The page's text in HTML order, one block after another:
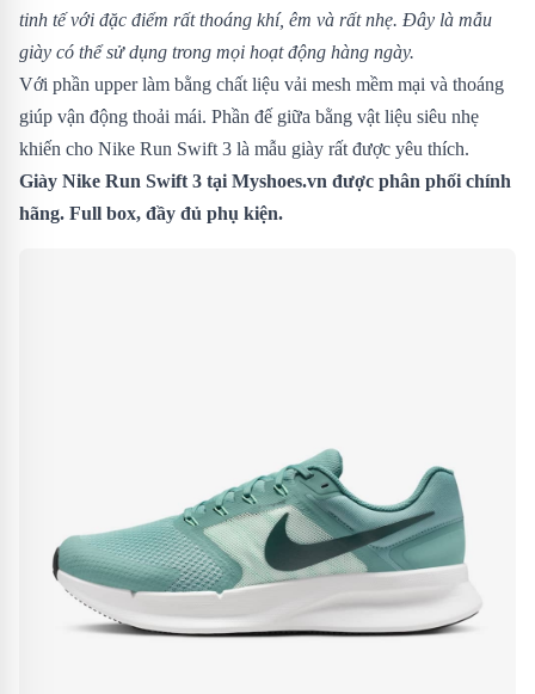
tinh tế với đặc điểm rất thoáng khí, êm và rất nhẹ. Đây là mẫu
giày có thể sử dụng trong mọi hoạt động hàng ngày.
Với phần upper làm bằng chất liệu vải mesh mềm mại và thoáng
giúp vận động thoải mái. Phần đế giữa bằng vật liệu siêu nhẹ
khiến cho Nike Run Swift 3 là mẫu giày rất được yêu thích.
Giày Nike Run Swift 3 tại Myshoes.vn được phân phối chính
hãng. Full box, đầy đủ phụ kiện.